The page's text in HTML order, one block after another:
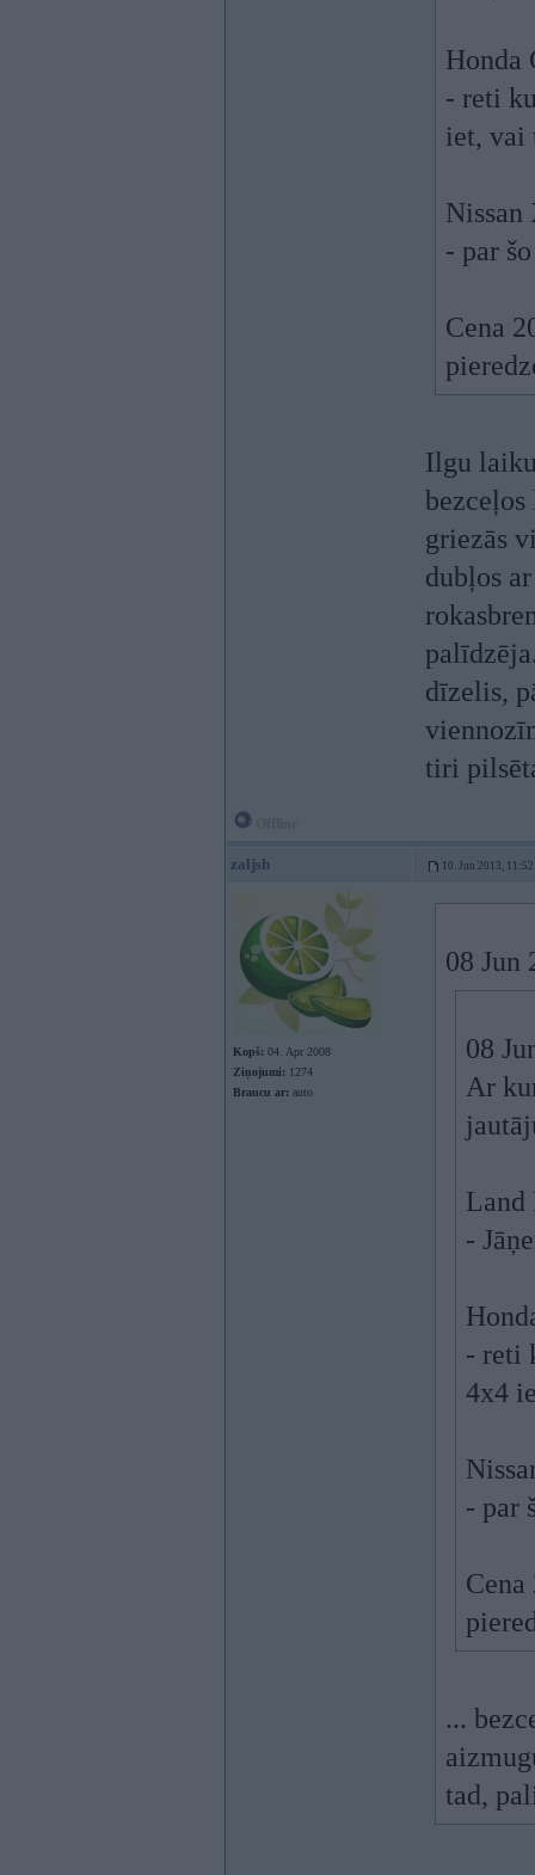
Honda
- reti
iet, vai
- par
Cena
Ilgu
griezās
dubļos
dīzelis,
tiri
zaljsh 10. Jun 2013, 11:52
Kopš: 04. Apr 2008
Ziņojumi: 1274
Braucu ar: auto
08 Jun
08
Ar
Land
-
- reti
4x4
- par
...
tad,